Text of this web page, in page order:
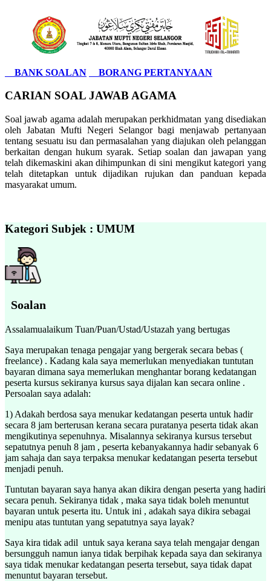
BANK SOALAN BORANG PERTANYAAN
CARIAN SOAL JAWAB AGAMA
Soal jawab agama adalah merupakan perkhidmatan yang disediakan
oleh Jabatan Mufti Negeri Selangor bagi menjawab pertanyaan
tentang sesuatu isu dan permasalahan yang diajukan oleh pelanggan
berkaitan dengan hukum syarak. Setiap soalan dan jawapan yang
telah dikemaskini akan dihimpunkan di sini mengikut kategori yang
telah ditetapkan untuk dijadikan rujukan dan panduan kepada
masyarakat umum.
Kategori Subjek : UMUM
Soalan
Assalamualaikum Tuan/Puan/Ustad/Ustazah yang bertugas
Saya merupakan tenaga pengajar yang bergerak secara bebas (
freelance) . Kadang kala saya memerlukan menyediakan tuntutan
bayaran dimana saya memerlukan menghantar borang kedatangan
peserta kursus sekiranya kursus saya dijalan kan secara online .
Persoalan saya adalah:
1) Adakah berdosa saya menukar kedatangan peserta untuk hadir
secara 8 jam berterusan kerana secara puratanya peserta tidak akan
mengikutinya sepenuhnya. Misalannya sekiranya kursus tersebut
sepatutnya penuh 8 jam , peserta kebanyakannya hadir sebanyak 6
jam sahaja dan saya terpaksa menukar kedatangan peserta tersebut
menjadi penuh.
Tuntutan bayaran saya hanya akan dikira dengan peserta yang hadiri
secara penuh. Sekiranya tidak , maka saya tidak boleh menuntut
bayaran untuk peserta itu. Untuk ini , adakah saya dikira sebagai
menipu atas tuntutan yang sepatutnya saya layak?
Saya kira tidak adil untuk saya kerana saya telah mengajar dengan
bersungguh namun ianya tidak berpihak kepada saya dan sekiranya
saya tidak menukar kedatangan peserta tersebut, saya tidak dapat
menuntut bayaran tersebut.